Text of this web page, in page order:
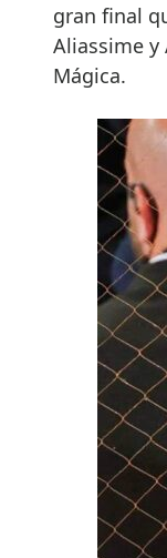
gran final
Aliassime y
Mágica.